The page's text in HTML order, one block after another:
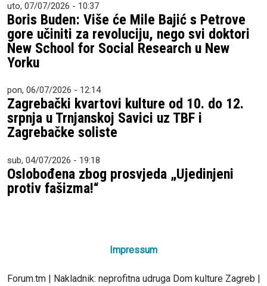
uto, 07/07/2026 - 10:37
Boris Buden: Više će Mile Bajić s Petrove
gore učiniti za revoluciju, nego svi doktori
New School for Social Research u New
Yorku
pon, 06/07/2026 - 12:14
Zagrebački kvartovi kulture od 10. do 12.
srpnja u Trnjanskoj Savici uz TBF i
Zagrebačke soliste
sub, 04/07/2026 - 19:18
Oslobođena zbog prosvjeda „Ujedinjeni
protiv fašizma!“
Impressum
Forum.tm | Nakladnik: neprofitna udruga Dom kulture Zagreb |